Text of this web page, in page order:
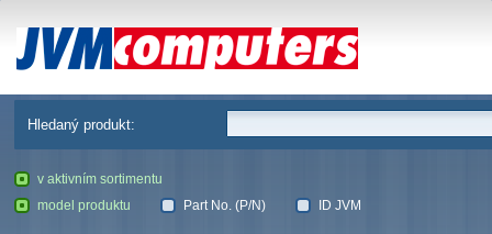
JVM Computers
Hledaný produkt:
v aktivním sortimentu
model produktu
Part No. (P/N) ID JVM